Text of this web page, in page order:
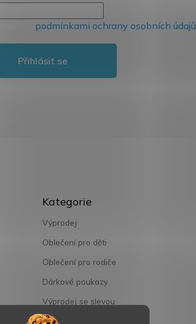
podmínkami ochrany osobních údajů
Přihlásit se
kategorie
Kategorie
Výprodej
Oblečení pro děti
Oblečení pro rodiče
Dárkové poukazy
Výprodej se slevou